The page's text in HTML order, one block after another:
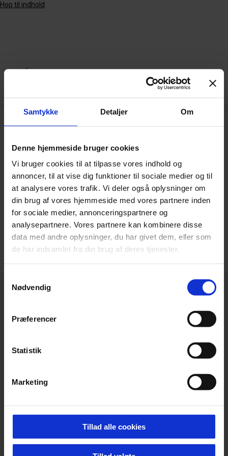
Samtykke Detaljer Om
Denne hjemmeside bruger cookies
Vi bruger cookies til at tilpasse vores indhold og
annoncer, til at vise dig funktioner til sociale medier og til
at analysere vores trafik. Vi deler også oplysninger om
din brug af vores hjemmeside med vores partnere inden
for sociale medier, annonceringspartnere og
analysepartnere. Vores partnere kan kombinere disse
data med andre oplysninger, du har givet dem, eller som
de har indsamlet fra din brug af deres tjenester.
Nødvendig
Præferencer
Statistik
Marketing
Tillad alle cookies
Hop til indhold
Klasserumskultur
VIS FLERE